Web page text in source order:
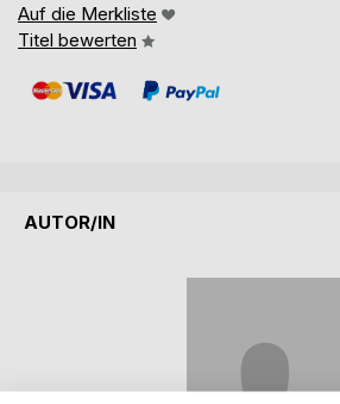
Auf die Merkliste
Titel bewerten
AUTOR/IN